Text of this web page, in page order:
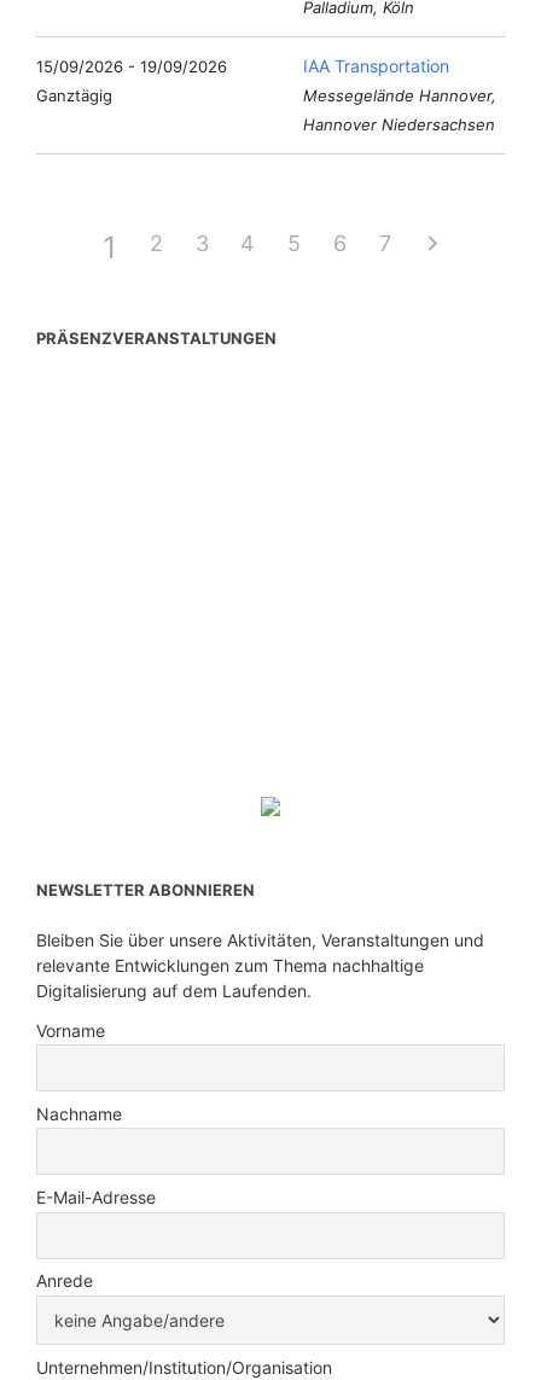
Palladium, Köln
15/09/2026 - 19/09/2026
Ganztägig
IAA Transportation
Messegelände Hannover,
Hannover Niedersachsen
1 2 3 4 5 6 7
PRÄSENZVERANSTALTUNGEN
NEWSLETTER ABONNIEREN
Bleiben Sie über unsere Aktivitäten, Veranstaltungen und
relevante Entwicklungen zum Thema nachhaltige
Digitalisierung auf dem Laufenden.
Vorname
Nachname
E-Mail-Adresse
Anrede
Unternehmen/Institution/Organisation